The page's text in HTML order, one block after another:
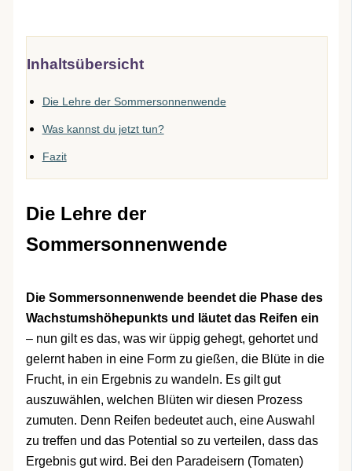
Inhaltsübersicht
Die Lehre der Sommersonnenwende
Was kannst du jetzt tun?
Fazit
Die Lehre der
Sommersonnenwende
Die Sommersonnenwende beendet die Phase des
Wachstumshöhepunkts und läutet das Reifen ein
– nun gilt es das, was wir üppig gehegt, gehortet und
gelernt haben in eine Form zu gießen, die Blüte in die
Frucht, in ein Ergebnis zu wandeln. Es gilt gut
auszuwählen, welchen Blüten wir diesen Prozess
zumuten. Denn Reifen bedeutet auch, eine Auswahl
zu treffen und das Potential so zu verteilen, dass das
Ergebnis gut wird. Bei den Paradeisern (Tomaten)